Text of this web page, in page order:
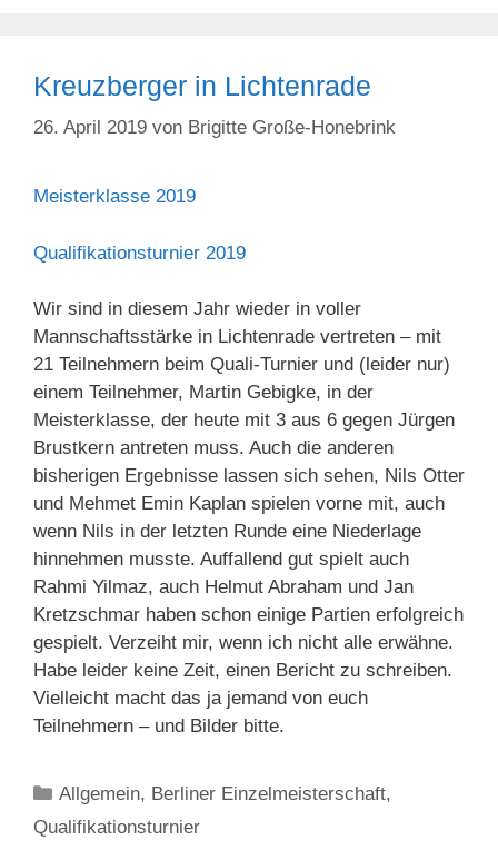
Kreuzberger in Lichtenrade
26. April 2019 von Brigitte Große-Honebrink
Meisterklasse 2019
Qualifikationsturnier 2019
Wir sind in diesem Jahr wieder in voller
Mannschaftsstärke in Lichtenrade vertreten – mit
21 Teilnehmern beim Quali-Turnier und (leider nur)
einem Teilnehmer, Martin Gebigke, in der
Meisterklasse, der heute mit 3 aus 6 gegen Jürgen
Brustkern antreten muss. Auch die anderen
bisherigen Ergebnisse lassen sich sehen, Nils Otter
und Mehmet Emin Kaplan spielen vorne mit, auch
wenn Nils in der letzten Runde eine Niederlage
hinnehmen musste. Auffallend gut spielt auch
Rahmi Yilmaz, auch Helmut Abraham und Jan
Kretzschmar haben schon einige Partien erfolgreich
gespielt. Verzeiht mir, wenn ich nicht alle erwähne.
Habe leider keine Zeit, einen Bericht zu schreiben.
Vielleicht macht das ja jemand von euch
Teilnehmern – und Bilder bitte.
Kategorien
Allgemein, Berliner Einzelmeisterschaft,
Qualifikationsturnier